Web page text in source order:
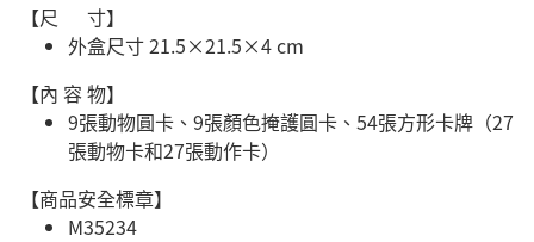
【尺 寸】
外盒尺寸 21.5×21.5×4 cm
【內 容 物】
9張動物圓卡、9張顏色掩護圓卡、54張方形卡牌（27
張動物卡和27張動作卡）
【商品安全標章】
M35234